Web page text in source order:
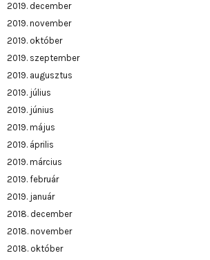
2019. december
2019. november
2019. október
2019. szeptember
2019. augusztus
2019. július
2019. június
2019. május
2019. április
2019. március
2019. február
2019. január
2018. december
2018. november
2018. október